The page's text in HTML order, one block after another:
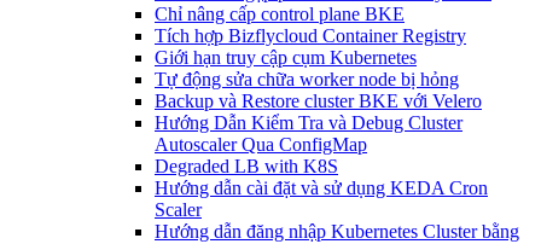
Chỉ nâng cấp control plane BKE
Tích hợp Bizflycloud Container Registry
Giới hạn truy cập cụm Kubernetes
Tự động sửa chữa worker node bị hỏng
Backup và Restore cluster BKE với Velero
Hướng Dẫn Kiểm Tra và Debug Cluster
Autoscaler Qua ConfigMap
Degraded LB with K8S
Hướng dẫn cài đặt và sử dụng KEDA Cron
Scaler
Hướng dẫn đăng nhập Kubernetes Cluster bằng